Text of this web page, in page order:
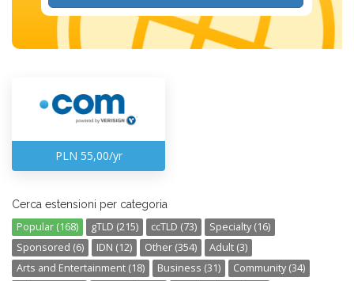
PLN 55,00/yr
Cerca estensioni per categoria
Popular (168) gTLD (215) ccTLD (73)
Specialty (16)
Sponsored (6)
IDN (12) Other (354)
Adult (3)
Arts and Entertainment (18)
Business (31)
Community (34)